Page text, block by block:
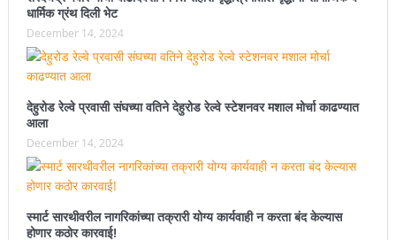
धार्मिक ग्रंथ दिली भेट
December 14, 2024
देहुरोड रेल्वे प्रवासी संघच्या वतिने देहुरोड रेल्वे स्टेशनवर मशाल मोर्चा काढण्यात
आला
December 14, 2024
स्मार्ट सारथीवरील नागरिकांच्या तक्रारी योग्य कार्यवाही न करता बंद केल्यास
होणार कठोर कारवाई!